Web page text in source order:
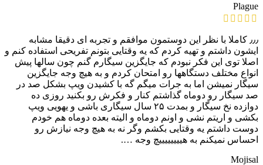
Plague
٫٫٫ کاملا با نظر این دوستمون موافقم و تجربه ای دقیقا مشابه
ایشون داشتم و تهیه کردم که یه وقتایی بتونم تفریحی استفاده کنم و
اصلا توی این فکر نبودم که جایگزین سیگارم گنم چون سالها پیش
انواع مختلف دستگاهها رو امتحان کردم و به هیچ وجه جایگزین
سیگار نمیشن اما به جرات میگم گه با کشیدن ویپ بشکل صد در
صد سیگار رو دوماه گذاشتم کنار و فکرش رو بکنید روزی ده
دوازده نخ سیگار و بمدت ۲۵ سال سیگاری باشی و یهویی ویپ
بکشی و اریتم نشی و اونم دوماه و الیته بعده دوماه هم خودم
دوست داشتم یه وقتایی بکشم وگر نه به هیچ وجه نیازش رو
احساس نمیکنم به هییییییییچ وجه ….
Mojisal